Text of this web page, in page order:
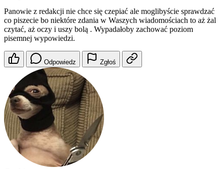
Panowie z redakcji nie chce się czepiać ale moglibyście sprawdzać
co piszecie bo niektóre zdania w Waszych wiadomościach to aż żal
czytać, aż oczy i uszy bolą . Wypadałoby zachować poziom
pisemnej wypowiedzi.
Odpowiedz Zgłoś